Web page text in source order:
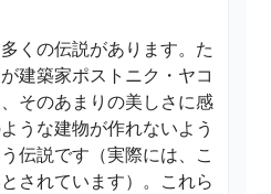
くの伝説があります。た
建築家ポストニク・ヤコ
そのあまりの美しさに感
うな建物が作れないよう
伝説です（実際には、こ
されています）。これら